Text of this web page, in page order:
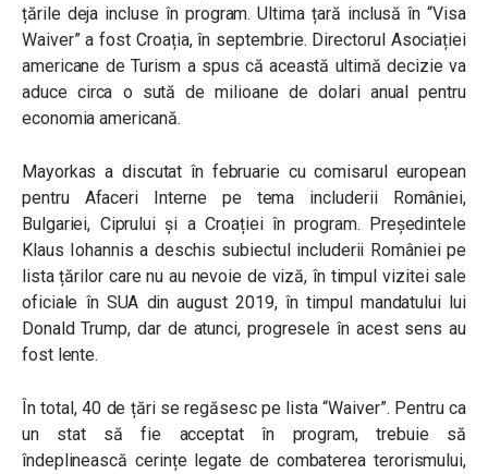
țările deja incluse în program. Ultima țară inclusă în “Visa
Waiver” a fost Croația, în septembrie. Directorul Asociației
americane de Turism a spus că această ultimă decizie va
aduce circa o sută de milioane de dolari anual pentru
economia americană.
Mayorkas a discutat în februarie cu comisarul european
pentru Afaceri Interne pe tema includerii României,
Bulgariei, Ciprului și a Croației în program. Președintele
Klaus Iohannis a deschis subiectul includerii României pe
lista țărilor care nu au nevoie de viză, în timpul vizitei sale
oficiale în SUA din august 2019, în timpul mandatului lui
Donald Trump, dar de atunci, progresele în acest sens au
fost lente.
În total, 40 de țări se regăsesc pe lista “Waiver”. Pentru ca
un stat să fie acceptat în program, trebuie să
îndeplinească cerințe legate de combaterea terorismului,